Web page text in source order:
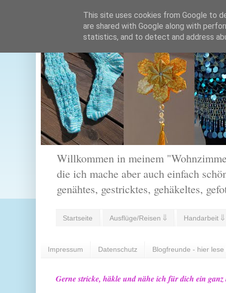
Willkommen in meinem
die ich mache aber auch einfach
genähtes, gestricktes, gehäkeltes,
Startseite Ausflüge/Reisen ⇓ Handarbeit ⇓
Impressum Datenschutz Blogfreunde - hier lese
Gerne stricke, häkle und nähe ich für dich ein
This site uses cookies from Google to
are shared with Google along with
statistics, and to detect and address